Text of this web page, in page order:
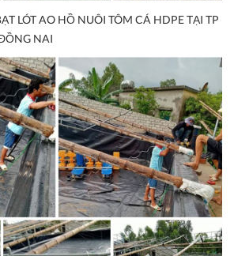
LÓT AO HỒ NUÔI TÔM CÁ HDPE TẠI TP
NAI